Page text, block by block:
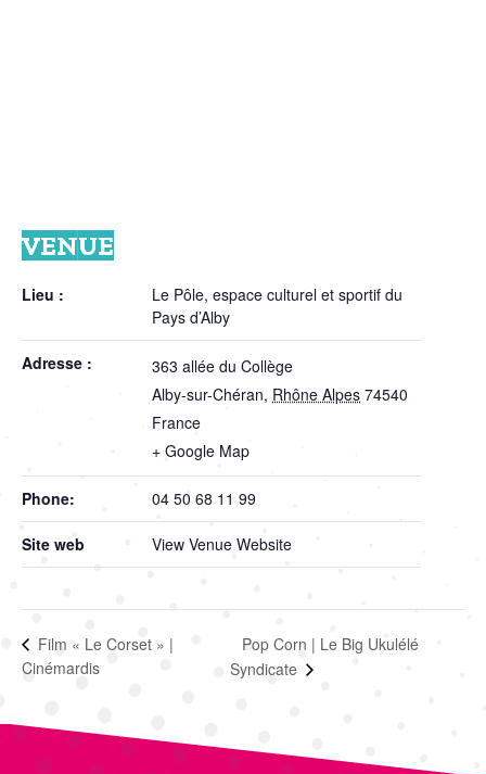
VENUE
Lieu :
Le Pôle, espace culturel et sportif du
Pays d’Alby
Adresse :
363 allée du Collège
Alby-sur-Chéran, Rhône Alpes 74540
France
+ Google Map
Phone: 04 50 68 11 99
Site web View Venue Website
Film « Le Corset » |
Cinémardis
Pop Corn | Le Big Ukulélé
Syndicate